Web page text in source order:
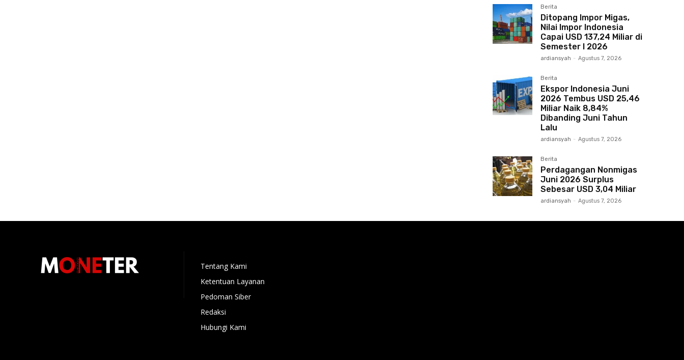
Berita
Ditopang Impor Migas,
Nilai Impor Indonesia
Capai USD 137,24 Miliar di
Semester I 2026
ardiansyah - Agustus 7, 2026
Berita
Ekspor Indonesia Juni
2026 Tembus USD 25,46
Miliar Naik 8,84%
Dibanding Juni Tahun
Lalu
ardiansyah - Agustus 7, 2026
Berita
Perdagangan Nonmigas
Juni 2026 Surplus
Sebesar USD 3,04 Miliar
ardiansyah - Agustus 7, 2026
Tentang Kami
Ketentuan Layanan
Pedoman Siber
Redaksi
Hubungi Kami